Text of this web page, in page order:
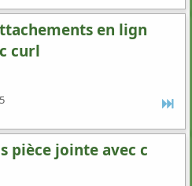
en lign
curl
pièce jointe avec c